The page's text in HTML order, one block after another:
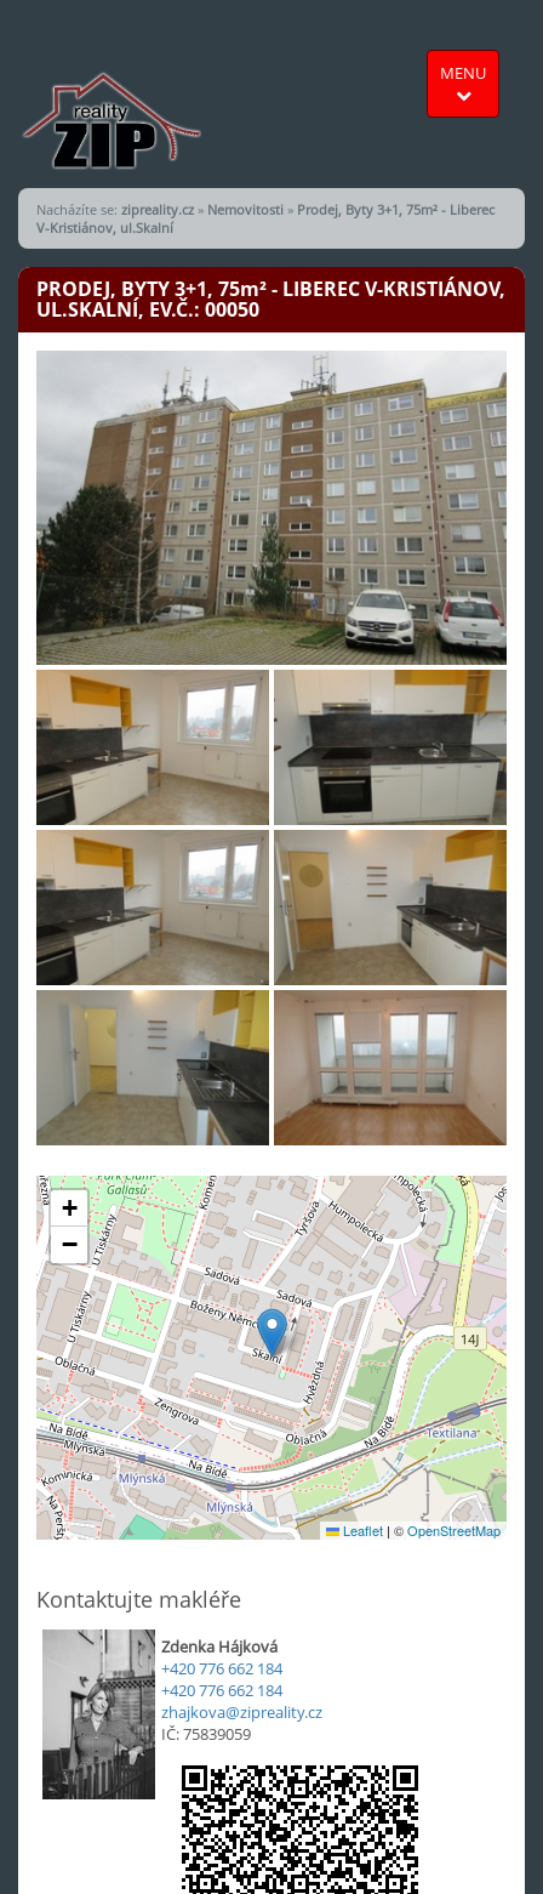
MENU
Nacházíte se: zipreality.cz » Nemovitosti » Prodej, Byty 3+1, 75m² - Liberec
V-Kristiánov, ul.Skalní
PRODEJ, BYTY 3+1, 75m²- LIBEREC V-KRISTIÁNOV,
UL.SKALNÍ, EV.Č.: 00050
+
−
Leaflet | ©OpenStreetMap
Kontaktujte makléře
Zdenka Hájková
+420 776 662 184
+420 776 662 184
zhajkova@zipreality.cz
IČ: 75839059